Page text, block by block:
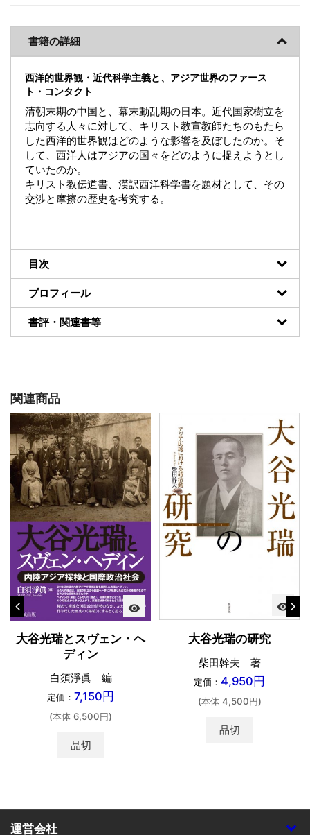
書籍の詳細
西洋的世界観・近代科学主義と、アジア世界のファース
ト・コンタクト
清朝末期の中国と、幕末動乱期の日本。近代国家樹立を
志向する人々に対して、キリスト教宣教師たちのもたら
した西洋的世界観はどのような影響を及ぼしたのか。そ
して、西洋人はアジアの国々をどのように捉えようとし
ていたのか。
キリスト教伝道書、漢訳西洋科学書を題材として、その
交渉と摩擦の歴史を考究する。
目次
プロフィール
書評・関連書等
関連商品
visibility
大谷光瑞とスヴェン・ヘ
ディン
白須淨眞 編
定価： 7,150円
(本体 6,500円)
品切
visibility
大谷光瑞の研究
柴田幹夫 著
定価： 4,950円
(本体 4,500円)
品切
運営会社